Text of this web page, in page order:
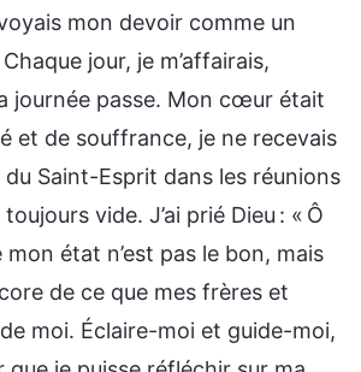
mon devoir comme un
jour, je m’affairais,
journée passe. Mon cœur était
et de souffrance, je ne recevais
du Saint-Esprit dans les réunions
vide. J’ai prié Dieu : « Ô
mon état n’est pas le bon, mais
de ce que mes frères et
moi. Éclaire-moi et guide-moi,